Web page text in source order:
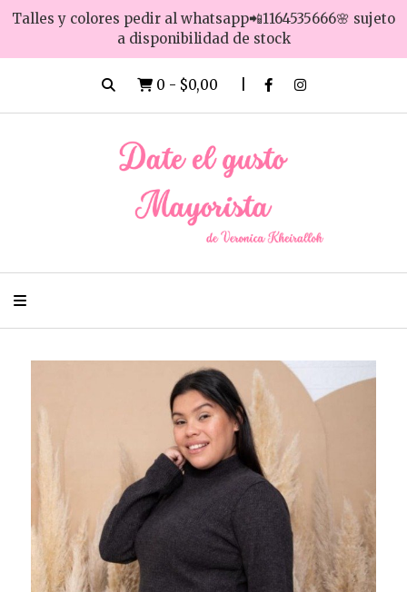
Talles y colores pedir al whatsapp📲1164535666🌸 sujeto
a disponibilidad de stock
0 - $0,00